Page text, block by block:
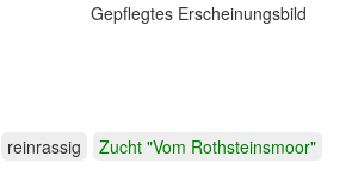
Gepflegtes Erscheinungsbild
reinrassig
Zucht "Vom Rothsteinsmoor"